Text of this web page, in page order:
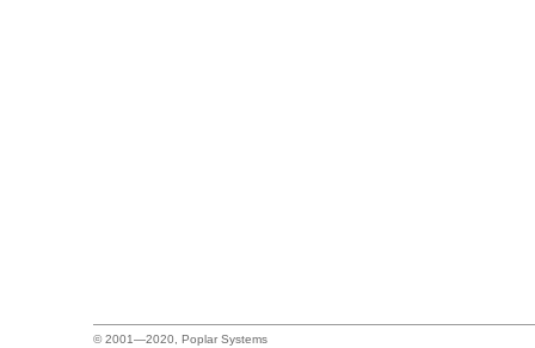
© 2001—2020, Poplar Systems